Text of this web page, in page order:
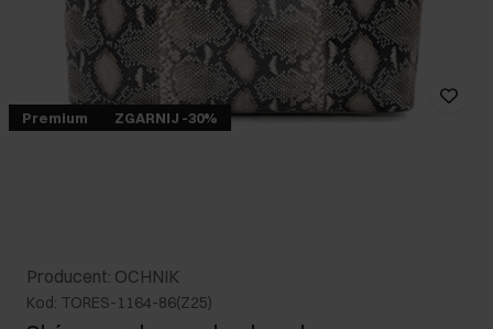
Premium ZGARNIJ -30%
Producent: OCHNIK
Kod: TORES-1164-86(Z25)